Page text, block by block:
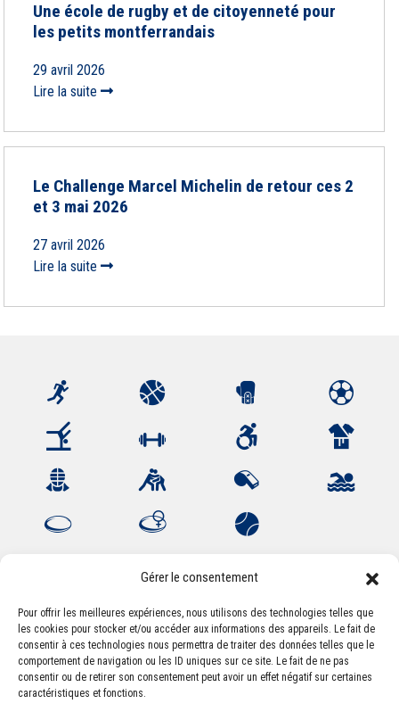
Gérer le consentement
Pour offrir les meilleures expériences, nous utilisons des technologies telles que
les cookies pour stocker et/ou accéder aux informations des appareils. Le fait de
consentir à ces technologies nous permettra de traiter des données telles que le
comportement de navigation ou les ID uniques sur ce site. Le fait de ne pas
consentir ou de retirer son consentement peut avoir un effet négatif sur certaines
caractéristiques et fonctions.
Une école de rugby et de citoyenneté pour
les petits montferrandais
29 avril 2026
Lire la suite
Le Challenge Marcel Michelin de retour ces 2
et 3 mai 2026
27 avril 2026
Lire la suite
Association Sportive Montferrandaise
84, boulevard Léon Jouhaux
CS 80221 - 63021 Clermont-Ferrand Cedex 2